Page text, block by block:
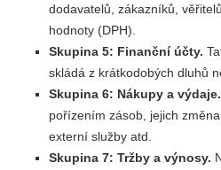
dodavatelů, zákazníků,
hodnoty (DPH).
Skupina 5: Finanční účty.
skládá z krátkodobých dluhů
Skupina 6: Nákupy a výdaje.
pořízením zásob, jejich
externí služby atd.
Skupina 7: Tržby a výnosy.